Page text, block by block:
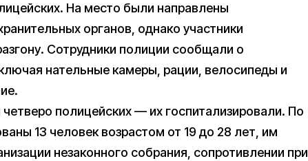
На место были направлены
органов, однако участники
Сотрудники полиции сообщали о
нательные камеры, рации, велосипеды и
полицейских — их госпитализировали. По
13 человек возрастом от 19 до 28 лет, им
незаконного собрания, сопротивлении при